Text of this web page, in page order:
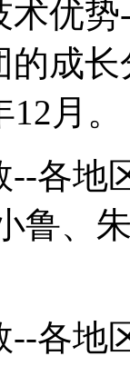
术优
的成
月。
--各
鲁、
--各